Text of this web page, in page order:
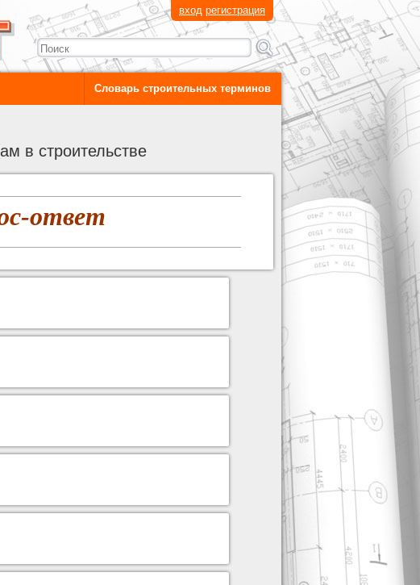
вход регистрация
Словарь строительных терминов
в строительстве
ответ